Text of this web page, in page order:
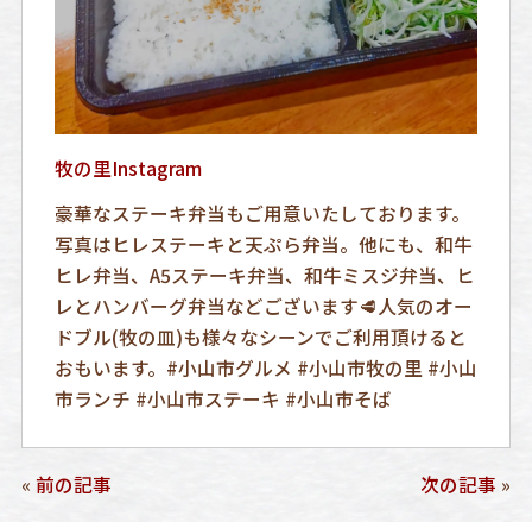
牧の里Instagram
豪華なステーキ弁当もご用意いたしております。
写真はヒレステーキと天ぷら弁当。他にも、和牛
ヒレ弁当、A5ステーキ弁当、和牛ミスジ弁当、ヒ
レとハンバーグ弁当などございます🥩人気のオー
ドブル(牧の皿)も様々なシーンでご利用頂けると
おもいます。#小山市グルメ #小山市牧の里 #小山
市ランチ #小山市ステーキ #小山市そば
« 前の記事 次の記事 »